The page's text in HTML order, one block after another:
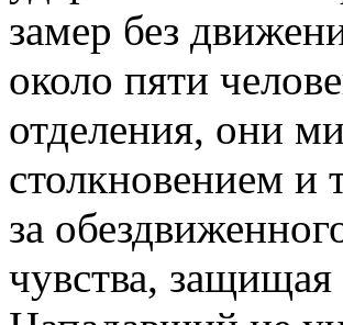
замер без
около пяти
отделения, они
столкновением и
за
чувства,